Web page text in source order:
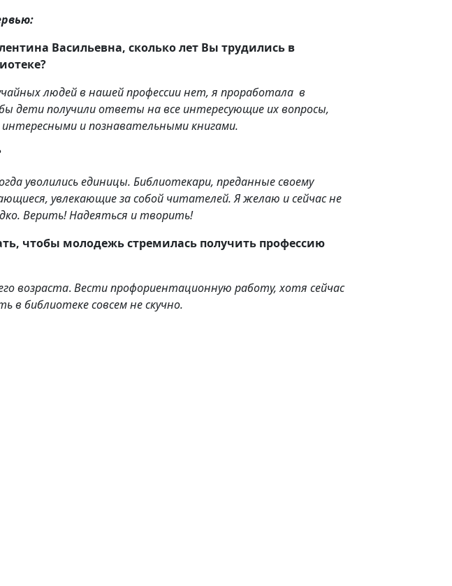
Васильевна, сколько лет Вы трудились в
людей в нашей профессиинет, я проработала в
дети получили ответы на все интересующие их вопросы,
и познавательными книгами.
уволилисьединицы. Библиотекари, преданные своему
увлекающие за собой читателей. Я желаю и сейчас не
Верить! Надеяться и творить!
чтобы молодежь стремилась получить профессию
возраста. Вести профориентационную работу, хотя сейчас
библиотеке совсем не скучно.